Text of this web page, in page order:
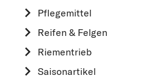
Pflegemittel
Reifen & Felgen
Riementrieb
Saisonartikel